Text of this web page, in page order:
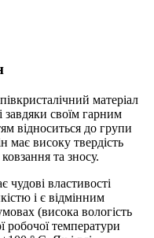
матеріал
завдяки своїм гарним
відноситься до групи
має високу твердість
та зносу.
чудові властивості
і є відмінним
(висока вологість
робочої температури